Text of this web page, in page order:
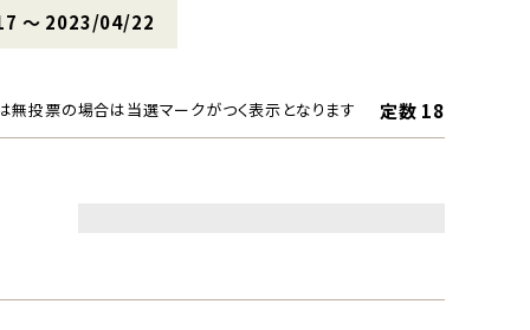
〜 2023/04/22
無投票の場合は当選マークがつく表示となります 定数 18